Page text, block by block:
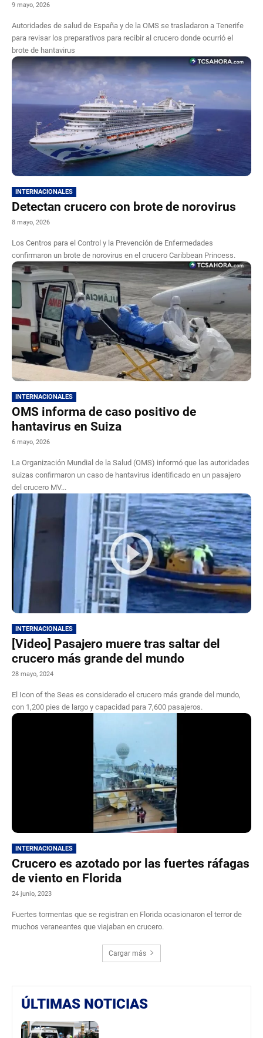
9 mayo, 2026
Autoridades de salud de España y de la OMS se trasladaron a Tenerife
para revisar los preparativos para recibir al crucero donde ocurrió el
brote de hantavirus
INTERNACIONALES
Detectan crucero con brote de norovirus
8 mayo, 2026
Los Centros para el Control y la Prevención de Enfermedades
confirmaron un brote de norovirus en el crucero Caribbean Princess.
INTERNACIONALES
OMS informa de caso positivo de
hantavirus en Suiza
6 mayo, 2026
La Organización Mundial de la Salud (OMS) informó que las autoridades
suizas confirmaron un caso de hantavirus identificado en un pasajero
del crucero MV...
INTERNACIONALES
[Video] Pasajero muere tras saltar del
crucero más grande del mundo
28 mayo, 2024
El Icon of the Seas es considerado el crucero más grande del mundo,
con 1,200 pies de largo y capacidad para 7,600 pasajeros.
INTERNACIONALES
Crucero es azotado por las fuertes ráfagas
de viento en Florida
24 junio, 2023
Fuertes tormentas que se registran en Florida ocasionaron el terror de
muchos veraneantes que viajaban en crucero.
Cargar más
ÚLTIMAS NOTICIAS